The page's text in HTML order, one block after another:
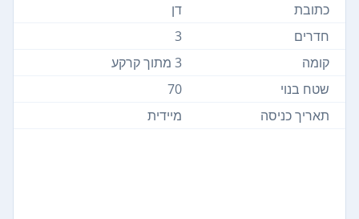
כתובת
דן
חדרים
3
קומה
3 מתוך קרקע
שטח בנוי
70
תאריך כניסה
מיידית